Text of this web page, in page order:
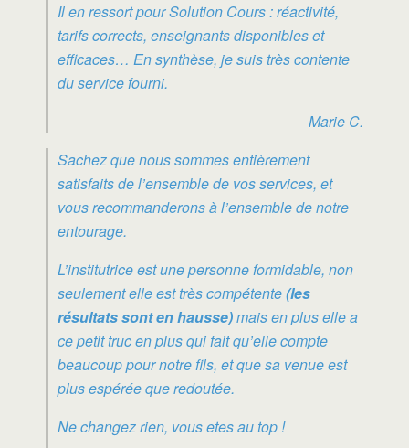
Il en ressort pour Solution Cours : réactivité,
tarifs corrects, enseignants disponibles et
efficaces… En synthèse, je suis très contente
du service fourni.
Marie C.
Sachez que nous sommes entièrement
satisfaits de l’ensemble de vos services, et
vous recommanderons à l’ensemble de notre
entourage.
L’institutrice est une personne formidable, non
seulement elle est très compétente(les
résultats sont en hausse)mais en plus elle a
ce petit truc en plus qui fait qu’elle compte
beaucoup pour notre fils, et que sa venue est
plus espérée que redoutée.
Ne changez rien, vous etes au top !